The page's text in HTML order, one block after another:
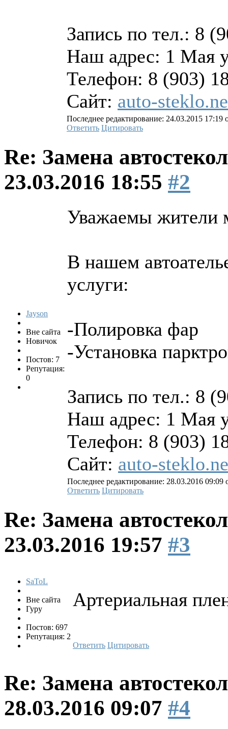
Запись по тел.: 8
Наш адрес: 1 Мая
Телефон: 8 (903)
Сайт: auto-
Последнее редактирование: 24.03.2015 17:19
Ответить Цитировать
Re: Замена
23.03.2016 18:55 #2
Jayson
Вне сайта
Новичок
Постов: 7
Репутация:
0
Уважаемы жители
В нашем
услуги:
-Полировка фар
-Установка
Запись по тел.: 8
Наш адрес: 1 Мая
Телефон: 8 (903)
Сайт: auto-
Последнее редактирование: 28.03.2016 09:09
Ответить Цитировать
Re: Замена
23.03.2016 19:57 #3
SaToL
Вне сайта
Гуру
Постов: 697
Репутация: 2
Артериальная
Ответить Цитировать
Re: Замена
28.03.2016 09:07 #4